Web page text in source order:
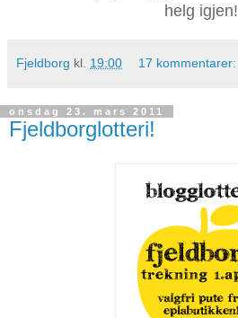
helg igjen!
Fjeldborg kl. 19:00 17 kommentarer:
onsdag 23. mars 2011
Fjeldborglotteri!